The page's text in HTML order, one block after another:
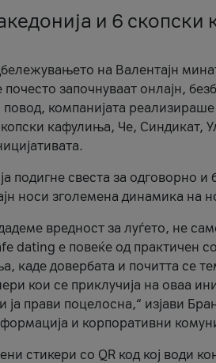
и 6 скопски
на Валентајн
започнуваат онлајн,
повод, компанијата
кафулиња, Че, Синдикат,
подигне свеста за одговорно
носи зголемена динамика на
вредност за луѓето, не
dating е повеќе од практичен
каде довербата и почитта се
кои се приклучија на оваа
прави поцелосна,“ изјави
и корпоративни
стикери со QR код кој води